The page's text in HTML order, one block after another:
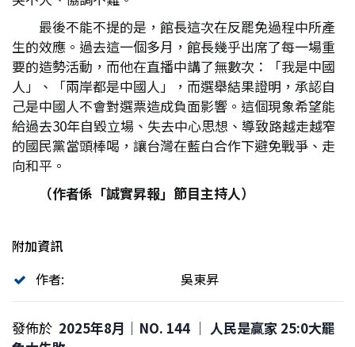
最後不能不提的是，館長這次在反罷免過程中所產
生的效應。過去這一個多月，館長幾乎出席了每一場重
要的造勢活動，而他在直播中講了無數次：「我是中國
人」、「兩岸都是中國人」，而選舉結果證明，承認自
己是中國人不會對選票造成負面影響。這個現象希望能
給過去30年自毀立場、失去中心思想、導致路越走越窄
的國民黨當頭棒喝，讓台灣在藍白合作下避免戰爭、走
向和平。
（作者係「誠實昇報」節目主持人）
附加資訊
作者:
吳東昇
發佈於 2025年8月｜NO. 144 │ 人民是贏家 25:0大罷